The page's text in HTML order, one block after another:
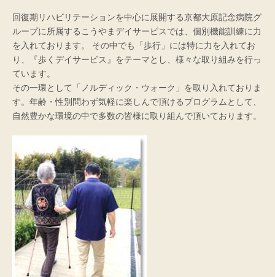
回復期リハビリテーションを中心に展開する京都大原記念病院グ
ループに所属するこうやまデイサービスでは、個別機能訓練に力
を入れております。 その中でも「歩行」には特に力を入れてお
り、『歩くデイサービス』をテーマとし、様々な取り組みを行っ
ています。
その一環として「ノルディック・ウォーク」を取り入れておりま
す。年齢・性別問わず気軽に楽しんで頂けるプログラムとして、
自然豊かな環境の中で多数の皆様に取り組んで頂いております。